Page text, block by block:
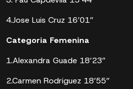
4.Jose Luis Cruz 16’01”
Categoria Femenina
1.Alexandra Guade 18’23”
2.Carmen Rodriguez 18’55”